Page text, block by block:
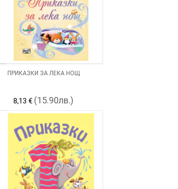
ПРИКАЗКИ ЗА ЛЕКА НОЩ
8,13 € (15.90лв.)